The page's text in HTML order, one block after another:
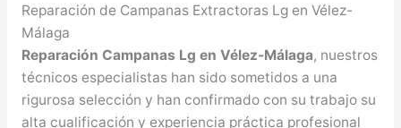
Reparación de Campanas Extractoras Lg en Vélez-
Málaga
Reparación Campanas Lg en Vélez-Málaga, nuestros
técnicos especialistas han sido sometidos a una
rigurosa selección y han confirmado con su trabajo su
alta cualificación y experiencia práctica profesional